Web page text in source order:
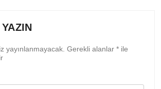
yayınlanmayacak. Gerekli alanlar * ile